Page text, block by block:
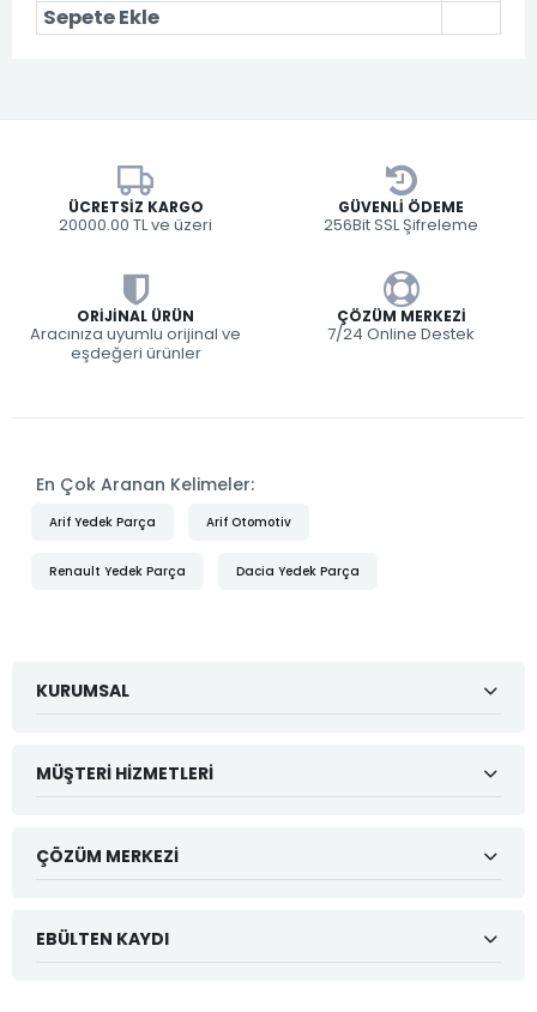
Sepete Ekle
ÜCRETSIZ KARGO
20000.00 TL ve üzeri
GÜVENLI ÖDEME
256Bit SSL Şifreleme
ORIJINAL ÜRÜN
Aracınıza uyumlu orijinal ve
eşdeğeri ürünler
ÇÖZÜM MERKEZI
7/24 Online Destek
En Çok Aranan Kelimeler:
Arif Yedek Parça Arif Otomotiv
Renault Yedek Parça Dacia Yedek Parça
KURUMSAL
MÜŞTERI HIZMETLERI
ÇÖZÜM MERKEZI
EBÜLTEN KAYDI